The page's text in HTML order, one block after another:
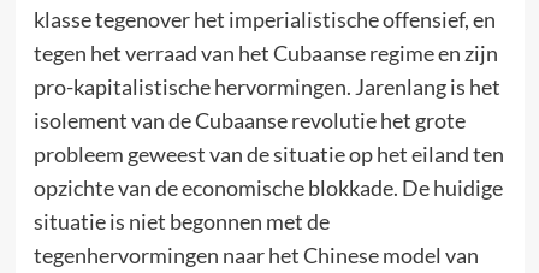
klasse tegenover het imperialistische offensief, en
tegen het verraad van het Cubaanse regime en zijn
pro-kapitalistische hervormingen. Jarenlang is het
isolement van de Cubaanse revolutie het grote
probleem geweest van de situatie op het eiland ten
opzichte van de economische blokkade. De huidige
situatie is niet begonnen met de
tegenhervormingen naar het Chinese model van